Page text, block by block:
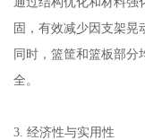
固，有效减少因支架晃
同时，篮筐和篮板部分
全。
3. 经济性与实用性